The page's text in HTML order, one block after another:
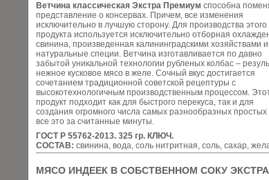
Ветчина классическая Экстра Премиум способна
представление о консервах. Причем, все изменения
исключительно в лучшую сторону. Для производства этого
продукта используется исключительно отборная
свинина, произведенная калининградскими хозяйствами и
натуральные специи. Ветчина изготавливается по давно
забытой уникальной технологии рубленых колбас –
нежное кусковое мясо в желе. Сочный вкус достигается
сочетанием традиционной советской рецептуры с
высокотехнологичным производственным процессом.
продукт подходит как для быстрого перекуса, так и для
создания огромного числа самых разнообразных
все это за считанные минуты.
ГОСТ Р 55762-2013. 325 гр. КЛЮЧ.
СОСТАВ: свинина, вода, соль нитритная, соль, сахар,
МЯСО ИНДЕЕК В СОБСТВЕННОМ СОКУ